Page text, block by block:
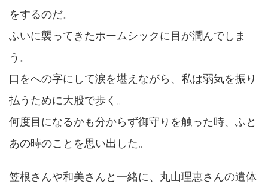
をするのだ。
ふいに襲ってきたホームシックに目が潤んでしま
う。
口をへの字にして涙を堪えながら、私は弱気を振り
払うために大股で歩く。
何度目になるかも分からず御守りを触った時、ふと
あの時のことを思い出した。
笠根さんや和美さんと一緒に、丸山理恵さんの遺体